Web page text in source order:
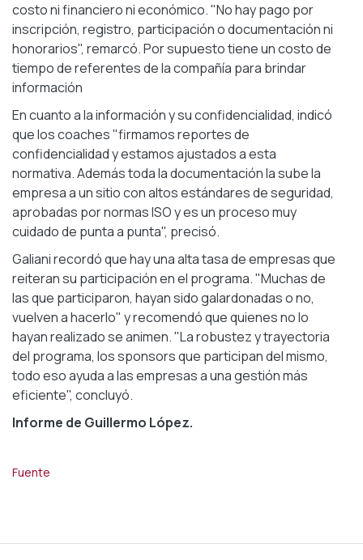
costo ni financiero ni económico. "No hay pago por
inscripción, registro, participación o documentación ni
honorarios", remarcó. Por supuesto tiene un costo de
tiempo de referentes de la compañía para brindar
información
En cuanto a la información y su confidencialidad, indicó
que los coaches "firmamos reportes de
confidencialidad y estamos ajustados a esta
normativa. Además toda la documentación la sube la
empresa a un sitio con altos estándares de seguridad,
aprobadas por normas ISO y es un proceso muy
cuidado de punta a punta", precisó.
Galiani recordó que hay una alta tasa de empresas que
reiteran su participación en el programa. "Muchas de
las que participaron, hayan sido galardonadas o no,
vuelven a hacerlo" y recomendó que quienes no lo
hayan realizado se animen. "La robustez y trayectoria
del programa, los sponsors que participan del mismo,
todo eso ayuda a las empresas a una gestión más
eficiente", concluyó.
Informe de Guillermo López.
Fuente